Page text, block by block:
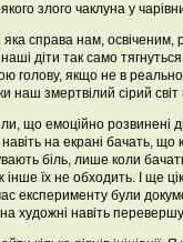
злого чаклуна у
справа нам, освіченим,
діти так само
голову, якщо не в
наш змертвілий сірий
що емоційно розвинені
на екрані бачать, що
біль, лише коли
інше їх не обходить. І ще
експерименту були
художні навіть